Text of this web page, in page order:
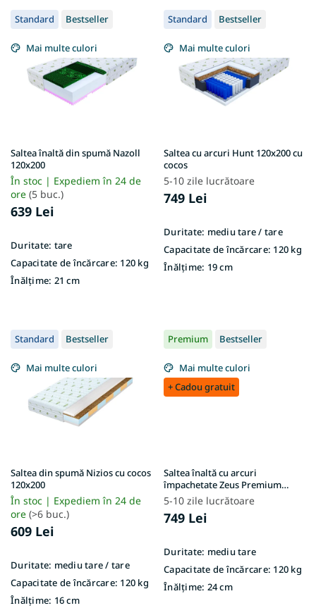
L
i
s
t
u
s
e
Standard Bestseller
Mai multe culori
Saltea înaltă din spumă Nazoll
120x200
În stoc | Expediem în 24 de
ore (5 buc.)
639 Lei
Duritate: tare
Capacitate de încărcare: 120 kg
Înălțime: 21 cm
Standard Bestseller
Mai multe culori
Saltea cu arcuri Hunt 120x200 cu
cocos
5-10 zile lucrătoare
749 Lei
Duritate: mediu tare / tare
Capacitate de încărcare: 120 kg
Înălțime: 19 cm
Standard Bestseller
Mai multe culori
Saltea din spumă Nizios cu cocos
120x200
În stoc | Expediem în 24 de
ore (>6 buc.)
609 Lei
Duritate: mediu tare / tare
Capacitate de încărcare: 120 kg
Înălțime: 16 cm
Premium Bestseller
Mai multe culori
+ Cadou gratuit
Saltea înaltă cu arcuri
împachetate Zeus Premium
120x200x24 – husă Aloe Vera
5-10 zile lucrătoare
749 Lei
Duritate: mediu tare
Capacitate de încărcare: 120 kg
Înălțime: 24 cm